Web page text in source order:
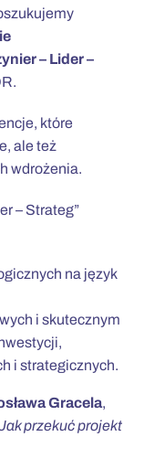
– Lider –
które
ale też
wdrożenia.
– Strateg”
na język
i skutecznym
i strategicznych.
Gracela,
przekuć projekt